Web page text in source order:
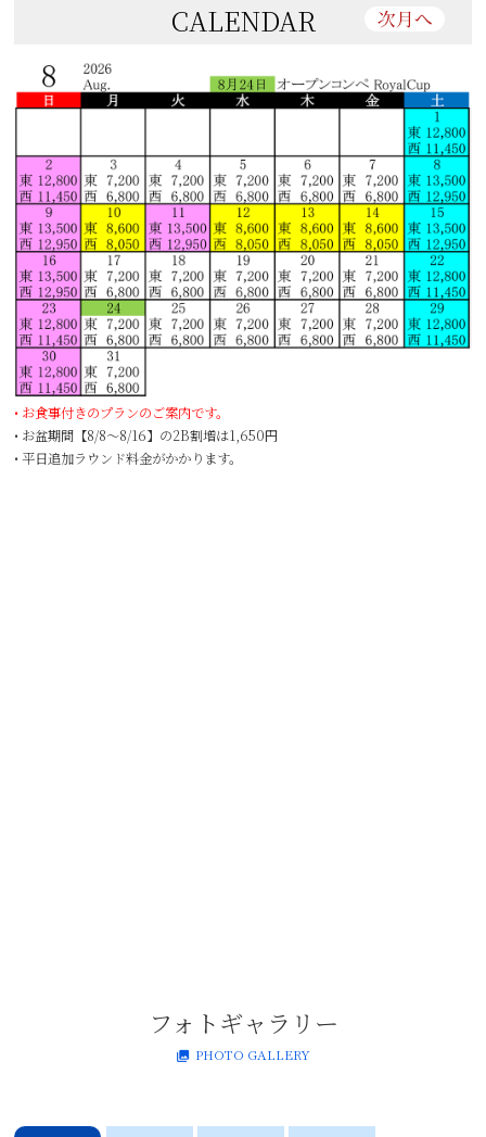
CALENDAR
• お食事付きのプランのご案内です。
• お盆期間【8/8～8/16】の2B割増は1,650円
• 平日追加ラウンド料金がかかります。
フォトギャラリー
PHOTO GALLERY